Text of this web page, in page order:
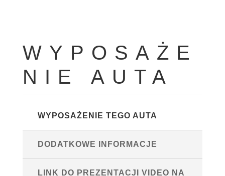
WYPOSAŻE
NIE AUTA
WYPOSAŻENIE TEGO AUTA
DODATKOWE INFORMACJE
LINK DO PREZENTACJI VIDEO NA